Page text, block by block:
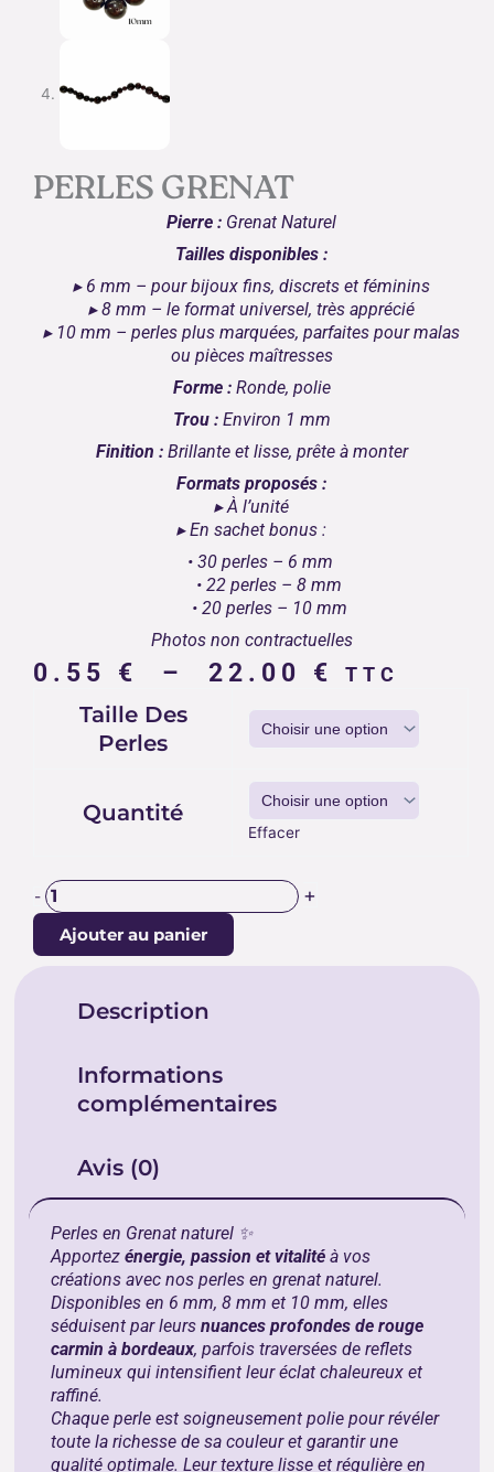
PERLES GRENAT
Pierre : Grenat Naturel
Tailles disponibles :
▸ 6 mm – pour bijoux fins, discrets et féminins
▸ 8 mm – le format universel, très apprécié
▸ 10 mm – perles plus marquées, parfaites pour malas
ou pièces maîtresses
Forme :Ronde, polie
Trou :Environ 1 mm
Finition :Brillante et lisse, prête à monter
Formats proposés :
▸ À l’unité
▸ En sachet bonus :
• 30 perles – 6 mm
• 22 perles – 8 mm
• 20 perles – 10 mm
Photos non contractuelles
0.55 € – 22.00 € Plage
prix :
0.55 €
à
22.00 €
TTC
Taille Des
Perles
Quantité
Effacer
-
PERLES
+
Ajouter au panier
Description
Informations
complémentaires
Avis (0)
Perles en Grenat naturel ✨
Apportezénergie, passion et vitalité à vos
créations avec nos perles en grenat naturel.
Disponibles en 6 mm, 8 mm et 10 mm, elles
séduisent par leursnuances profondes de rouge
carmin à bordeaux, parfois traversées de reflets
lumineux qui intensifient leur éclat chaleureux et
raffiné.
Chaque perle est soigneusement polie pour révéler
toute la richesse de sa couleur et garantir une
qualité optimale. Leur texture lisse et régulière en